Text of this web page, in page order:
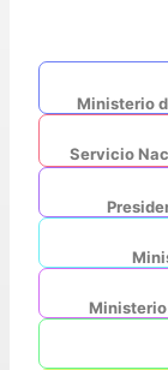
Ministerio
Servicio
Ministerio